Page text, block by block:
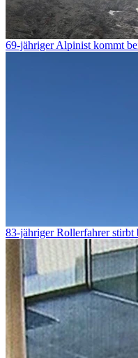
69-jähriger Alpinist kommt
83-jähriger Rollerfahrer